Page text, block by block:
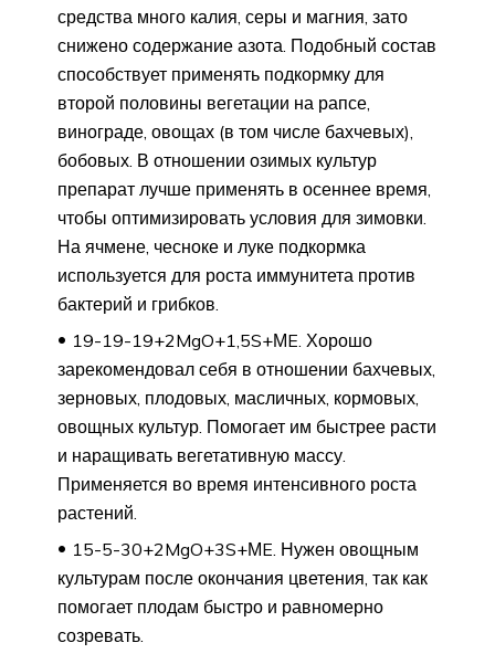
средства много калия, серы и магния, зато
снижено содержание азота. Подобный состав
способствует применять подкормку для
второй половины вегетации на рапсе,
винограде, овощах (в том числе бахчевых),
бобовых. В отношении озимых культур
препарат лучше применять в осеннее время,
чтобы оптимизировать условия для зимовки.
На ячмене, чесноке и луке подкормка
используется для роста иммунитета против
бактерий и грибков.
19-19-19+2MgO+1,5S+МE. Хорошо
зарекомендовал себя в отношении бахчевых,
зерновых, плодовых, масличных, кормовых,
овощных культур. Помогает им быстрее расти
и наращивать вегетативную массу.
Применяется во время интенсивного роста
растений.
15-5-30+2MgO+3S+МE. Нужен овощным
культурам после окончания цветения, так как
помогает плодам быстро и равномерно
созревать.